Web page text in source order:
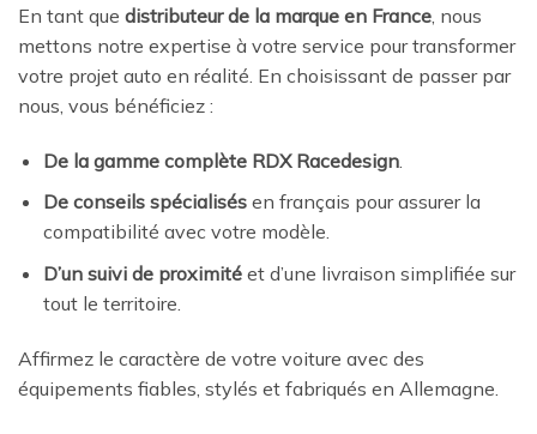
En tant que distributeur de la marque en France , nous
mettons notre expertise à votre service pour transformer
votre projet auto en réalité. En choisissant de passer par
nous, vous bénéficiez :
De la gamme complète RDX Racedesign.
De conseils spécialisésen français pour assurer la
compatibilité avec votre modèle.
D’un suivi de proximitéet d’une livraison simplifiée sur
tout le territoire.
Affirmez le caractère de votre voiture avec des
équipements fiables, stylés et fabriqués en Allemagne.